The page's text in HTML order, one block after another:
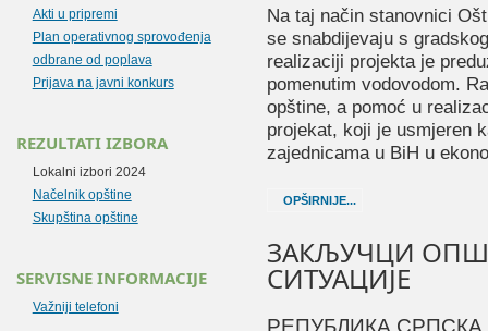
Na taj način stanovnici
se snabdijevaju s
realizaciji projekta je
pomenutim vodovodom.
opštine, a pomoć u
projekat, koji je usmjeren
zajednicama u BiH u
OPŠIRNIJE...
ЗАКЉУЧЦИ
СИТУАЦИЈЕ
РЕПУБЛИКА СРПСКА
Akti u pripremi
Plan operativnog sprovođenja
odbrane od poplava
Prijava na javni konkurs
REZULTATI IZBORA
Lokalni izbori 2024
Načelnik opštine
Skupština opštine
SERVISNE INFORMACIJE
Važniji telefoni